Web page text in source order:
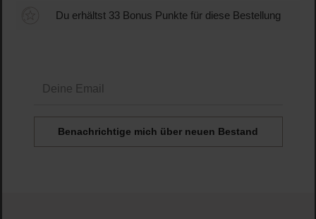
Du erhältst 33 Bonus Punkte für diese Bestellung
Benachrichtige mich über neuen Bestand